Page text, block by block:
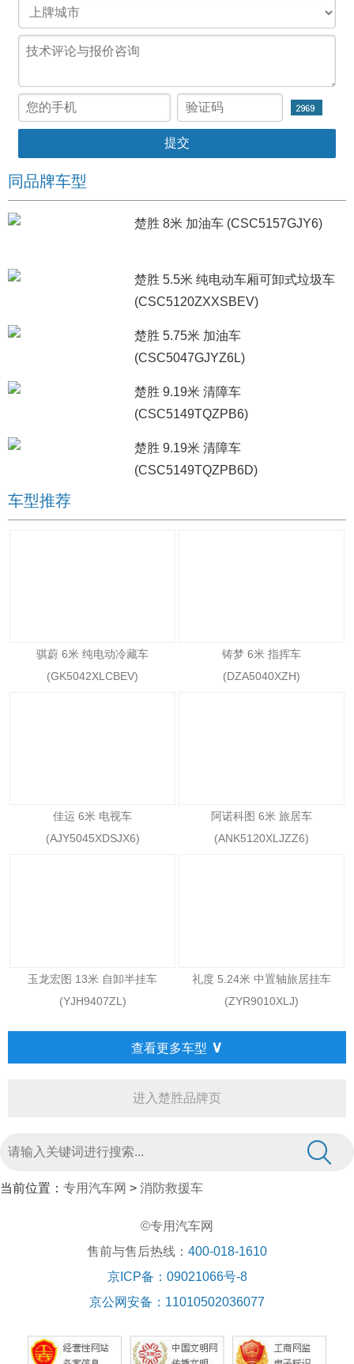
同品牌车型
楚胜 8米 加油车 (CSC5157GJY6)
楚胜 5.5米 纯电动车厢可卸式垃圾车
(CSC5120ZXXSBEV)
楚胜 5.75米 加油车
(CSC5047GJYZ6L)
楚胜 9.19米 清障车
(CSC5149TQZPB6)
楚胜 9.19米 清障车
(CSC5149TQZPB6D)
车型推荐
骐蔚 6米 纯电动冷藏车
(GK5042XLCBEV)
铸梦 6米 指挥车
(DZA5040XZH)
佳运 6米 电视车
(AJY5045XDSJX6)
阿诺科图 6米 旅居车
(ANK5120XLJZZ6)
玉龙宏图 13米 自卸半挂车
(YJH9407ZL)
礼度 5.24米 中置轴旅居挂车
(ZYR9010XLJ)
查看更多车型 ∨
进入楚胜品牌页
当前位置： 专用汽车网 > 消防救援车
©专用汽车网
售前与售后热线： 400-018-1610
京ICP备：09021066号-8
京公网安备：11010502036077